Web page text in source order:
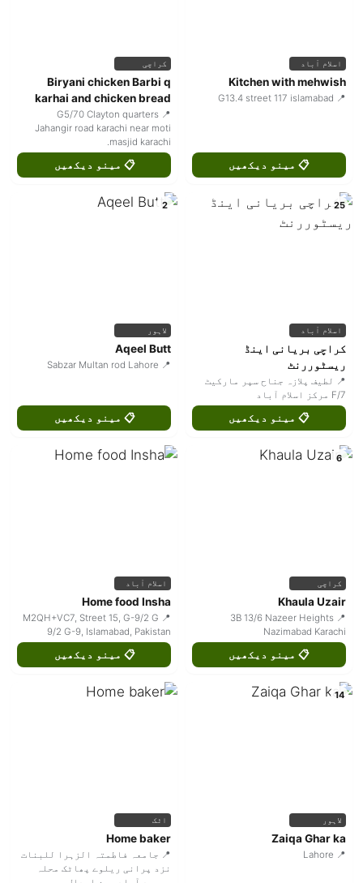
اسلام آباد
Kitchen with mehwish
📍 G13.4 street 117 islamabad
📋 مینو دیکھیں
کراچی
Biryani chicken Barbi q
karhai and chicken bread
📍 G5/70 Clayton quarters
Jahangir road karachi near moti
masjid karachi.
📋 مینو دیکھیں
25
اسلام آباد
کراچی بریانی اینڈ
ریسٹوررنٹ
📍 لطیف پلازہ جناح سپر مارکیٹ
F/7 مرکز اسلام آباد
📋 مینو دیکھیں
2
لاہور
Aqeel Butt
📍 Sabzar Multan rod Lahore
📋 مینو دیکھیں
6
کراچی
Khaula Uzair
📍 3B 13/6 Nazeer Heights
Nazimabad Karachi
📋 مینو دیکھیں
اسلام آباد
Home food Insha
📍 M2QH+VC7, Street 15, G-9/2 G
9/2 G-9, Islamabad, Pakistan
📋 مینو دیکھیں
14
لاہور
Zaiqa Ghar ka
📍 Lahore
اٹک
Home baker
📍 جامعہ فاطمتہ الزہرا للبنات
نزد پرانی ریلوے پھاٹک محلہ